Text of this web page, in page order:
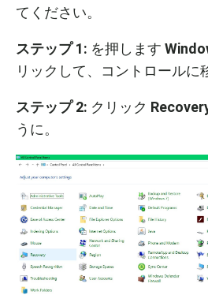
てください。
ステップ1: を押します
リックして、コントロールに
ステップ2: クリック
うに。